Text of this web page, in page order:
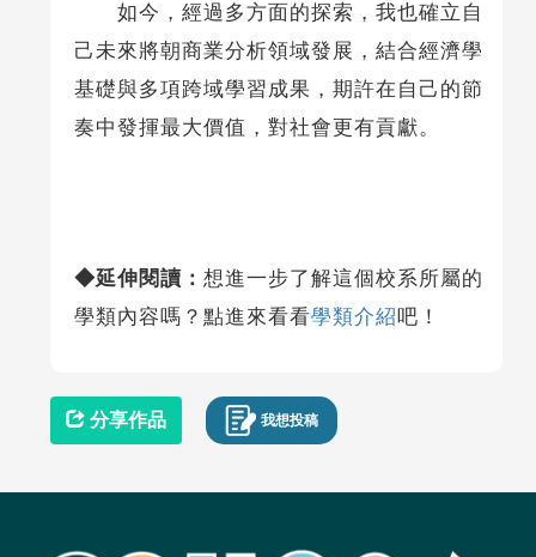
如今，經過多方面的探索，我也確立自
己未來將朝商業分析領域發展，結合經濟學
基礎與多項跨域學習成果，期許在自己的節
奏中發揮最大價值，對社會更有貢獻。
◆延伸閱讀： 想進一步了解這個校系所屬的
學類內容嗎？點進來看看學類介紹吧！
分享作品 我想投稿